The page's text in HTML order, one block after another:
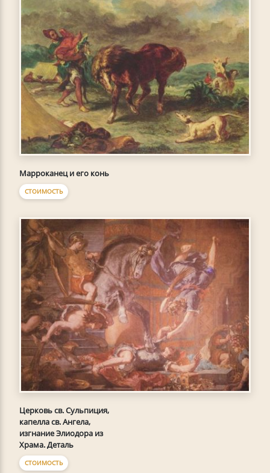
Марроканец и его конь
СТОИМОСТЬ
Церковь св. Сульпиция,
капелла св. Ангела,
изгнание Элиодора из
Храма. Деталь
СТОИМОСТЬ